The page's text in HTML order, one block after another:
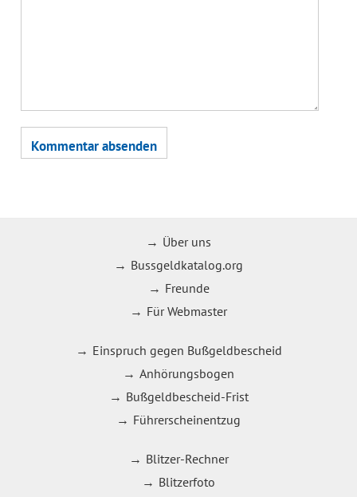
Über uns
Bussgeldkatalog.org
Freunde
Für Webmaster
Einspruch gegen Bußgeldbescheid
Anhörungsbogen
Bußgeldbescheid-Frist
Führerscheinentzug
Blitzer-Rechner
Blitzerfoto